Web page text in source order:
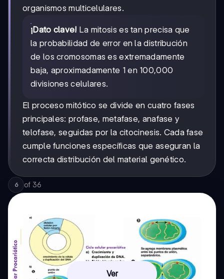
organismos multicelulares.
¡Dato clave! La mitosis es tan precisa que
la probabilidad de error en la distribución
de los cromosomas es extremadamente
baja, aproximadamente 1 en 100,000
divisiones celulares.
El proceso mitótico se divide en cuatro fases
principales: profase, metafase, anafase y
telofase, seguidas por la citocinesis. Cada fase
cumple funciones específicas que aseguran la
correcta distribución del material genético.
6 of 36
Ver